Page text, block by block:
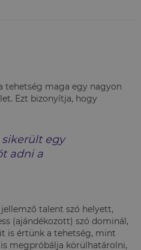
tehetség maga egy nagyon
Ezt bizonyítja, hogy
egy
adni a
talent szó helyett,
(ajándékozott) szó dominál,
is értünk a tehetség, mint
megpróbálja körülhatárolni,